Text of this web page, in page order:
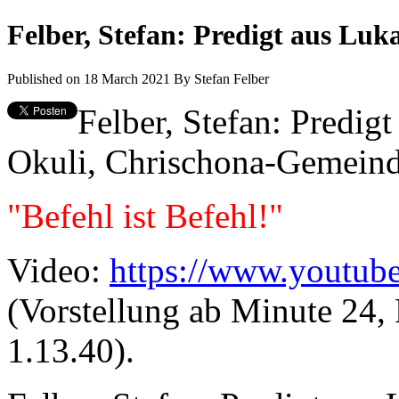
Felber, Stefan: Predigt aus
Published on 18 March 2021 By Stefan Felber
Felber, Stefan:
Okuli, Chrischona-
"Befehl ist Befehl!"
Video: https://
(Vorstellung ab Minute
1.13.40).